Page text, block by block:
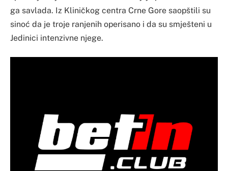
ga savlada. Iz Kliničkog centra Crne Gore saopštili su
sinoć da je troje ranjenih operisano i da su smješteni u
Jedinici intenzivne njege.